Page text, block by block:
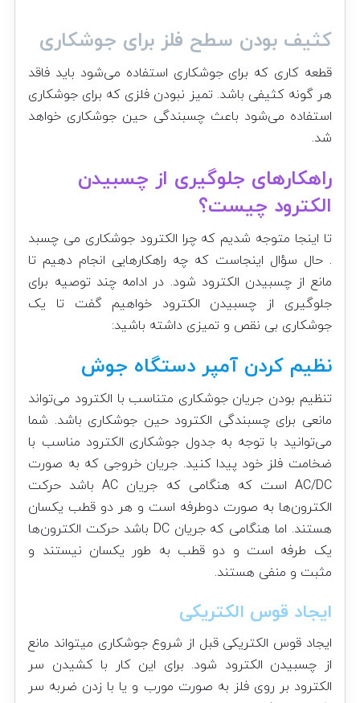
کثیف بودن سطح فلز برای جوشکاری
قطعه کاری که برای جوشکاری استفاده می‌شود باید فاقد
هر گونه کثیفی باشد. تمیز نبودن فلزی که برای جوشکاری
استفاده می‌شود باعث چسبندگی حین جوشکاری خواهد
شد.
راهکارهای جلوگیری از چسبیدن
الکترود چیست؟
تا اینجا متوجه شدیم که چرا الکترود جوشکاری می چسبد
. حال سؤال اینجاست که چه راهکارهایی انجام دهیم تا
مانع از چسبیدن الکترود شود. در ادامه چند توصیه برای
جلوگیری از چسبیدن الکترود خواهیم گفت تا یک
جوشکاری بی نقص و تمیزی داشته باشید:
نظیم کردن آمپر دستگاه جوش
تنظیم بودن جریان جوشکاری متناسب با الکترود می‌تواند
مانعی برای چسبندگی الکترود حین جوشکاری باشد. شما
می‌توانید با توجه به جدول جوشکاری الکترود مناسب با
ضخامت فلز خود پیدا کنید. جریان خروجی که به صورت
AC/DC است که هنگامی که جریان AC باشد حرکت
الکترون‌ها به صورت دوطرفه است و هر دو قطب یکسان
هستند. اما هنگامی که جریان DC باشد حرکت الکترون‌ها
یک طرفه است و دو قطب به طور یکسان نیستند و
مثبت و منفی هستند.
ایجاد قوس الکتریکی
ایجاد قوس الکتریکی قبل از شروع جوشکاری میتواند مانع
از چسبیدن الکترود شود. برای این کار با کشیدن سر
الکترود بر روی فلز به صورت مورب و یا با زدن ضربه سر